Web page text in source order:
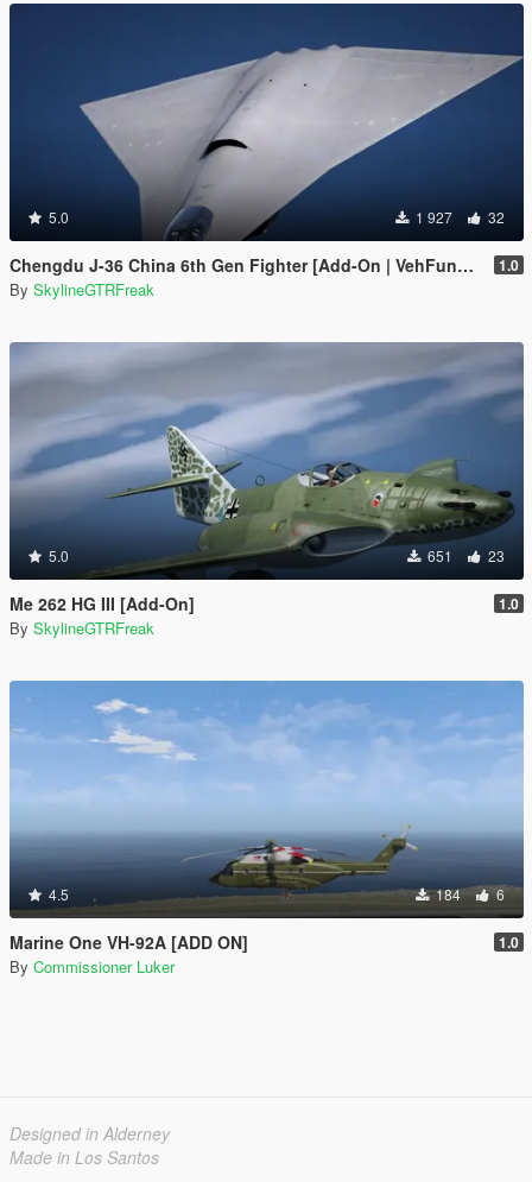
5.0 1 927 32
Chengdu J-36 China 6th Gen Fighter [Add-On | VehFuncs V] 1.0
By SkylineGTRFreak
5.0 651 23
Me 262 HG III [Add-On] 1.0
By SkylineGTRFreak
4.5 184 6
Marine One VH-92A [ADD ON] 1.0
By Commissioner Luker
Designed in Alderney
Made in Los Santos